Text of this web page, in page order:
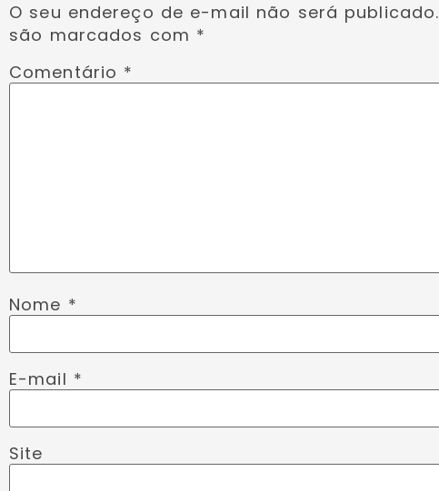
O seu endereço de e-mail não será publicado.
são marcados com *
Comentário *
Nome *
E-mail *
Site